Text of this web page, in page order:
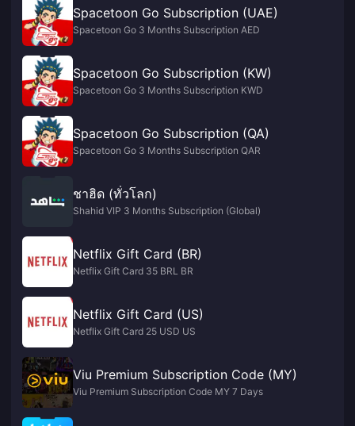
Spacetoon Go Subscription (UAE)
Spacetoon Go 3 Months Subscription AED
Spacetoon Go Subscription (KW)
Spacetoon Go 3 Months Subscription KWD
Spacetoon Go Subscription (QA)
Spacetoon Go 3 Months Subscription QAR
ชาฮิด (ทั่วโลก)
Shahid VIP 3 Months Subscription (Global)
Netflix Gift Card (BR)
Netflix Gift Card 35 BRL BR
Netflix Gift Card (US)
Netflix Gift Card 25 USD US
Viu Premium Subscription Code (MY)
Viu Premium Subscription Code MY 7 Days